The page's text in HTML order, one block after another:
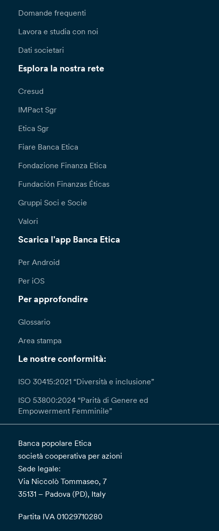
Domande frequenti
Lavora e studia con noi
Dati societari
Esplora la nostra rete
Cresud
IMPact Sgr
Etica Sgr
Fiare Banca Etica
Fondazione Finanza Etica
Fundación Finanzas Éticas
Gruppi Soci e Socie
Valori
Scarica l'app Banca Etica
Per Android
Per iOS
Per approfondire
Glossario
Area stampa
Le nostre conformità:
ISO 30415:2021 “Diversità e inclusione”
ISO 53800:2024 “Parità di Genere ed
Empowerment Femminile”
Banca popolare Etica
società cooperativa per azioni
Sede legale:
Via Niccolò Tommaseo, 7
35131 – Padova (PD), Italy
Partita IVA 01029710280